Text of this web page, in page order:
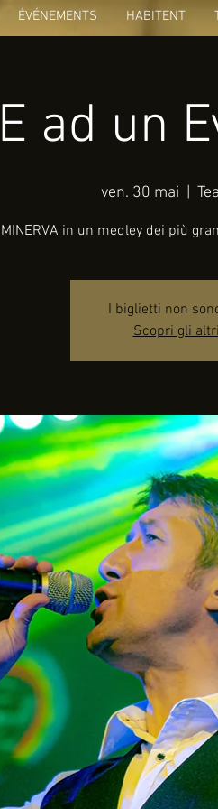
ÉVÉNEMENTS HABITENT
ad un
ven. 30 mai
  |
MINERVA in un medley dei più
I biglietti non
Scopri gli